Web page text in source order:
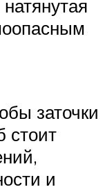
заточки
стоит
и